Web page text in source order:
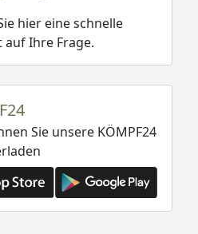
hier eine schnelle
Ihre Frage.
Sie unsere KÖMPF24